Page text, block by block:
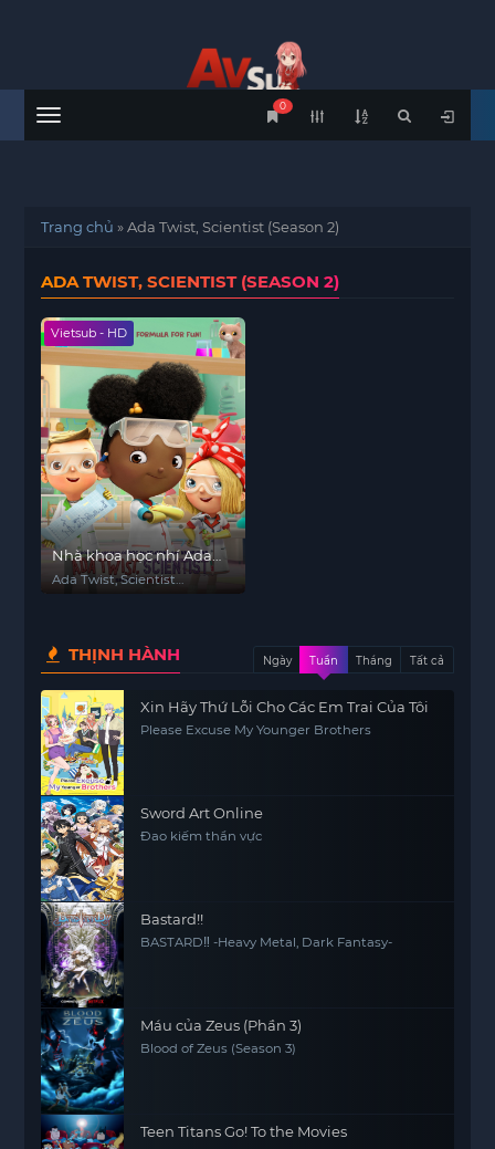
Menu
0
Trang chủ »Ada Twist, Scientist (Season 2)
ADA TWIST, SCIENTIST (SEASON 2)
Vietsub - HD
Nhà khoa học nhí Ada
Twist (Phần 2)
Ada Twist, Scientist
THỊNH HÀNH Ngày Tuần Tháng Tất cả
Xin Hãy Thứ Lỗi Cho Các Em Trai Của Tôi
Please Excuse My Younger Brothers
Sword Art Online
Đao kiếm thần vực
Bastard!!
BASTARD‼ -Heavy Metal, Dark Fantasy-
Máu của Zeus (Phần 3)
Blood of Zeus (Season 3)
Teen Titans Go! To the Movies